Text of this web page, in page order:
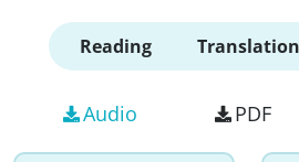
Reading Translation
Audio PDF